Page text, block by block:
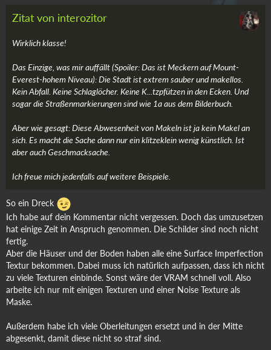
Zitat von interozitor
Wirklich klasse!
Das Einzige, was mir auffällt (Spoiler: Das ist Meckern auf Mount-
Everest-hohem Niveau): Die Stadt ist extrem sauber und makellos.
Kein Abfall. Keine Schlaglöcher. Keine K...tzpfützen in den Ecken. Und
sogar die Straßenmarkierungen sind wie 1a aus dem Bilderbuch.
Aber wie gesagt: Diese Abwesenheit von Makeln ist ja kein Makel an
sich. Es macht die Sache dann nur ein klitzeklein wenig künstlich. Ist
aber auch Geschmacksache.
Ich freue mich jedenfalls auf weitere Beispiele.
So ein Dreck
Ich habe auf dein Kommentar nicht vergessen. Doch das umzusetzen
hat einige Zeit in Anspruch genommen. Die Schilder sind noch nicht
fertig.
Aber die Häuser und der Boden haben alle eine Surface Imperfection
Textur bekommen. Dabei muss ich natürlich aufpassen, dass ich nicht
zu viele Texturen einbinde. Sonst wäre der VRAM schnell voll. Also
arbeite ich nur mit einigen Texturen und einer Noise Texture als
Maske.
Außerdem habe ich viele Oberleitungen ersetzt und in der Mitte
abgesenkt, damit diese nicht so straf sind.